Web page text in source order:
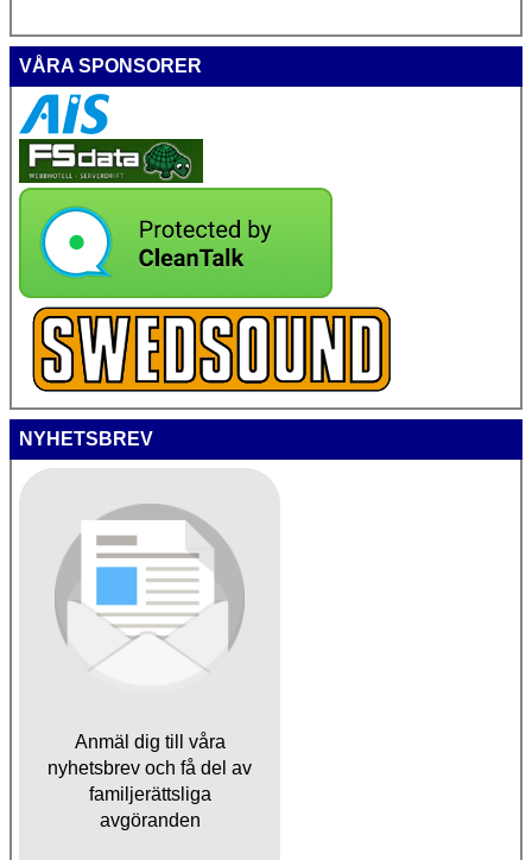
VÅRA SPONSORER
NYHETSBREV
Anmäl dig till våra
nyhetsbrev och få del av
familjerättsliga
avgöranden